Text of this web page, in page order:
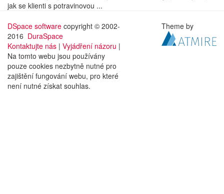
jak se klienti s potravinovou ...
DSpace software copyright © 2002-
2016 DuraSpace
Kontaktujte nás | Vyjádření názoru |
Na tomto webu jsou používány
pouze cookies nezbytně nutné pro
zajištění fungování webu, pro které
není nutné získat souhlas.
Theme by